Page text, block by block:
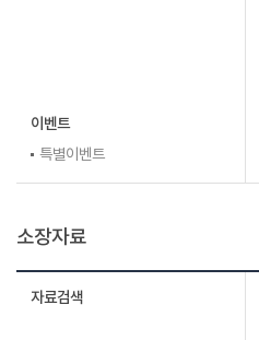
이벤트
특별이벤트
소장자료
자료검색